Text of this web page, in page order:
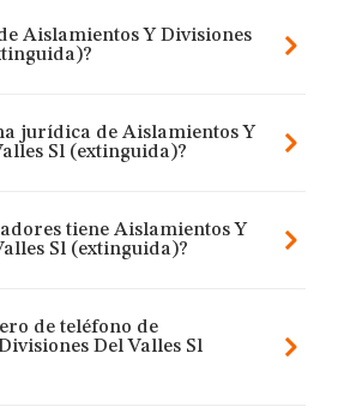
Aislamientos Y Divisiones
jurídica de Aislamientos Y
Sl (extinguida)?
tiene Aislamientos Y
Sl (extinguida)?
de teléfono de
Del Valles Sl